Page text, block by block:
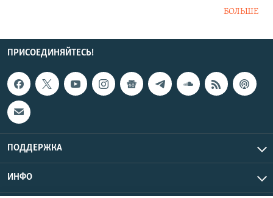
БОЛЬШЕ
ПРИСОЕДИНЯЙТЕСЬ!
ПОДДЕРЖКА
ИНФО